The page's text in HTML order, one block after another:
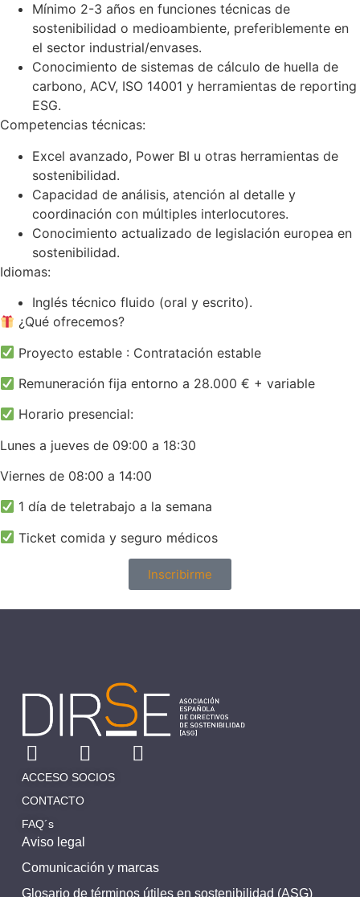
Mínimo 2-3 años en funciones técnicas de
sostenibilidad o medioambiente, preferiblemente en
el sector industrial/envases.
Conocimiento de sistemas de cálculo de huella de
carbono, ACV, ISO 14001 y herramientas de reporting
ESG.
Competencias técnicas:
Excel avanzado, Power BI u otras herramientas de
sostenibilidad.
Capacidad de análisis, atención al detalle y
coordinación con múltiples interlocutores.
Conocimiento actualizado de legislación europea en
sostenibilidad.
Idiomas:
Inglés técnico fluido (oral y escrito).
¿Qué ofrecemos?
Proyecto estable : Contratación estable
Remuneración fija entorno a 28.000 € + variable
Horario presencial:
Lunes a jueves de 09:00 a 18:30
Viernes de 08:00 a 14:00
1 día de teletrabajo a la semana
Ticket comida y seguro médicos
Inscribirme
Aviso legal
Comunicación y marcas
Glosario de términos útiles en sostenibilidad (ASG)
ACCESO SOCIOS
CONTACTO
FAQ´s